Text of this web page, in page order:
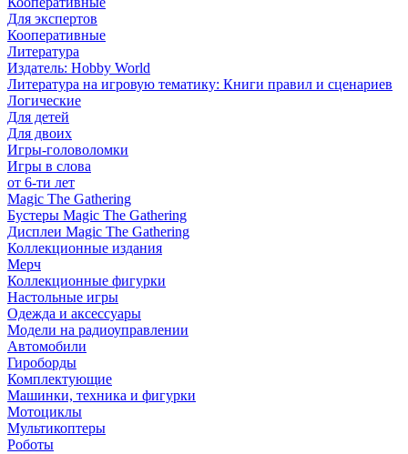
Для экспертов
Кооперативные
Литература
Издатель: Hobby World
Литература на игровую тематику: Книги правил и сценариев
Логические
Для детей
Для двоих
Игры-головоломки
Игры в слова
от 6-ти лет
Magic The Gathering
Бустеры Magic The Gathering
Дисплеи Magic The Gathering
Коллекционные издания
Мерч
Коллекционные фигурки
Настольные игры
Одежда и аксессуары
Модели на радиоуправлении
Автомобили
Гироборды
Комплектующие
Машинки, техника и фигурки
Мотоциклы
Мультикоптеры
Роботы